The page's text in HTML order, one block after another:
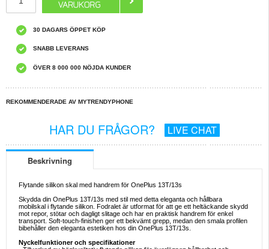
30 DAGARS ÖPPET KÖP
SNABB LEVERANS
ÖVER 8 000 000 NÖJDA KUNDER
REKOMMENDERADE AV MYTRENDYPHONE
HAR DU FRÅGOR? LIVE CHAT
Beskrivning
Flytande silikon skal med handrem för OnePlus 13T/13s
Skydda din OnePlus 13T/13s med stil med detta eleganta och hållbara
mobilskal i flytande silikon. Fodralet är utformat för att ge ett heltäckande skydd
mot repor, stötar och dagligt slitage och har en praktisk handrem för enkel
transport. Soft-touch-finishen ger ett bekvämt grepp, medan den smala profilen
bibehåller den eleganta estetiken hos din OnePlus 13T/13s.
Nyckelfunktioner och specifikationer